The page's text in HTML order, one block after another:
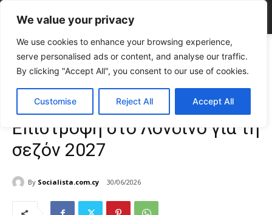
We value your privacy
We use cookies to enhance your browsing experience,
serve personalised ads or content, and analyse our traffic.
By clicking "Accept All", you consent to our use of cookies.
Customise Reject All Accept All
Home FASHION & BEAUTY
Alexander McQueen: Επιστροφή στο
Λονδίνο για τη σεζόν 2027
Alexander McQueen:
Επιστροφή στο Λονδίνο για τη
σεζόν 2027
By Socialista.com.cy 30/06/2026